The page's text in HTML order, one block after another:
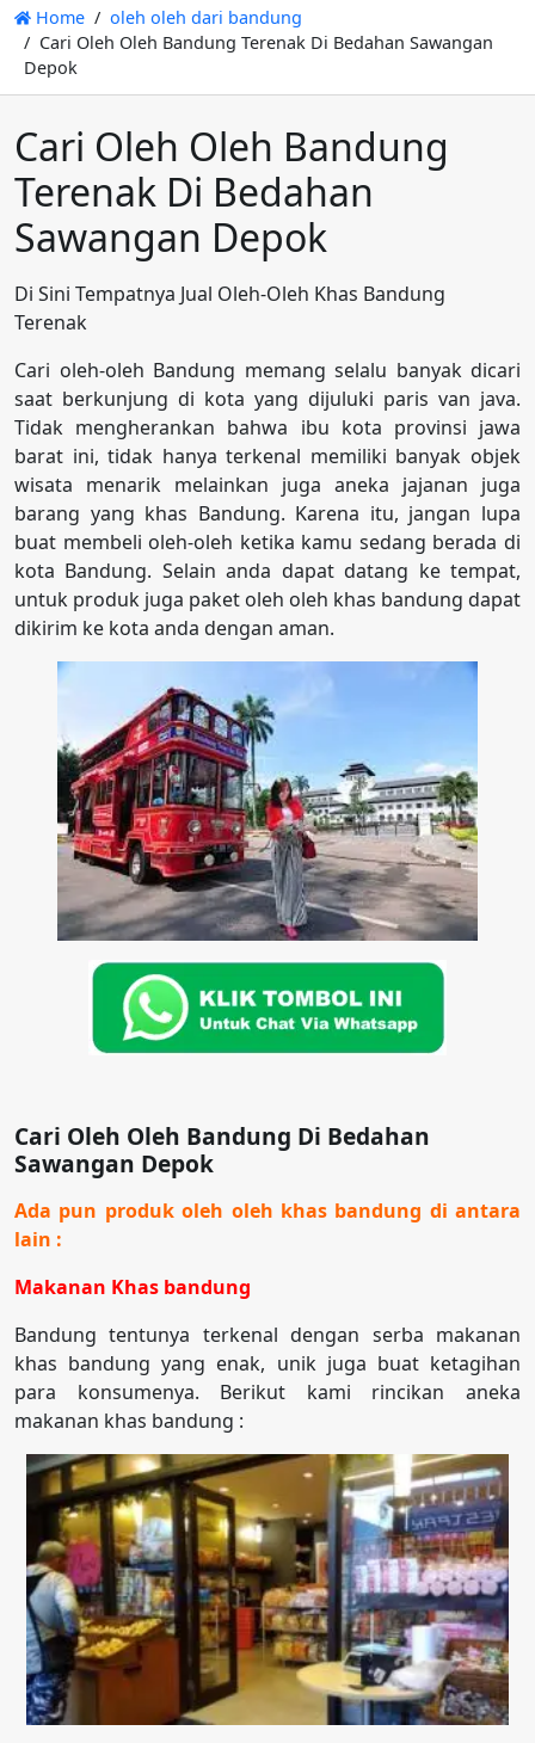
Home
oleh oleh dari bandung
Cari Oleh Oleh Bandung Terenak Di Bedahan Sawangan
Depok
Cari Oleh Oleh Bandung
Terenak Di Bedahan
Sawangan Depok
Di Sini Tempatnya Jual Oleh-Oleh Khas Bandung
Terenak
Cari oleh-oleh Bandung memang selalu banyak dicari
saat berkunjung di kota yang dijuluki paris van java.
Tidak mengherankan bahwa ibu kota provinsi jawa
barat ini, tidak hanya terkenal memiliki banyak objek
wisata menarik melainkan juga aneka jajanan juga
barang yang khas Bandung. Karena itu, jangan lupa
buat membeli oleh-oleh ketika kamu sedang berada di
kota Bandung. Selain anda dapat datang ke tempat,
untuk produk juga paket oleh oleh khas bandung dapat
dikirim ke kota anda dengan aman.
Cari Oleh Oleh Bandung Di Bedahan
Sawangan Depok
Ada pun produk oleh oleh khas bandung di antara
lain :
Makanan Khas bandung
Bandung tentunya terkenal dengan serba makanan
khas bandung yang enak, unik juga buat ketagihan
para konsumenya. Berikut kami rincikan aneka
makanan khas bandung :